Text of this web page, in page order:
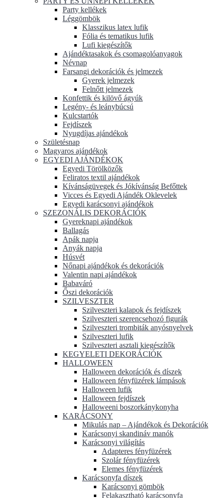
Party kellékek
Léggömbök
Klasszikus latex lufik
Fólia és tematikus lufik
Lufi kiegészítők
Ajándéktasakok és csomagolóanyagok
Névnap
Farsangi dekorációk és jelmezek
Gyerek jelmezek
Felnőtt jelmezek
Konfettik és kilövő ágyúk
Legény- és leánybúcsú
Kulcstartók
Fejdíszek
Nyugdíjas ajándékok
Születésnap
Magyaros ajándékok
EGYEDI AJÁNDÉKOK
Egyedi Törölközők
Feliratos textil ajándékok
Kívánságüvegek és Jókívánság Befőttek
Vicces és Egyedi Ajándék Oklevelek
Egyedi karácsonyi ajándékok
SZEZONÁLIS DEKORÁCIÓK
Gyereknapi ajándékok
Ballagás
Apák napja
Anyák napja
Húsvét
Nőnapi ajándékok és dekorációk
Valentin napi ajándékok
Babaváró
Őszi dekorációk
SZILVESZTER
Szilveszteri kalapok és fejdíszek
Szilveszteri szerencsehozó figurák
Szilveszteri trombiták anyósnyelvek
Szilveszteri lufik
Szilveszteri asztali kiegészítők
KEGYELETI DEKORÁCIÓK
HALLOWEEN
Halloween dekorációk és díszek
Halloween fényfüzérek lámpások
Halloween lufik
Halloween fejdíszek
Halloweeni boszorkánykonyha
KARÁCSONY
Mikulás nap – Ajándékok és Dekorációk
Karácsonyi skandináv manók
Karácsonyi világítás
Adapteres fényfüzérek
Szolár fényfüzérek
Elemes fényfüzérek
Karácsonyfa díszek
Karácsonyi gömbök
Felakasztható karácsonyfa